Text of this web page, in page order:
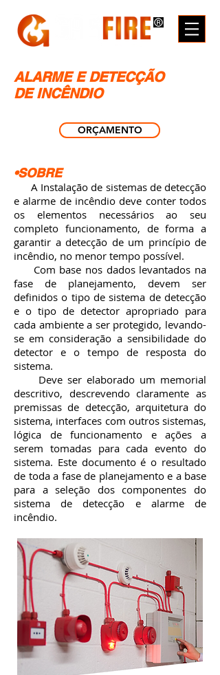
ALARME E DETECÇÃO
DE INCÊNDIO
ORÇAMENTO
•SOBRE
A Instalação de sistemas de detecção
e alarme de incêndio deve conter todos
os elementos necessários ao seu
completo funcionamento, de forma a
garantir a detecção de um princípio de
incêndio, no menor tempo possível.
Com base nos dados levantados na
fase de planejamento, devem ser
definidos o tipo de sistema de detecção
e o tipo de detector apropriado para
cada ambiente a ser protegido, levando-
se em consideração a sensibilidade do
detector e o tempo de resposta do
sistema.
Deve ser elaborado um memorial
descritivo, descrevendo claramente as
premissas de detecção, arquitetura do
sistema, interfaces com outros sistemas,
lógica de funcionamento e ações a
serem tomadas para cada evento do
sistema. Este documento é o resultado
de toda a fase de planejamento e a base
para a seleção dos componentes do
sistema de detecção e alarme de
incêndio.